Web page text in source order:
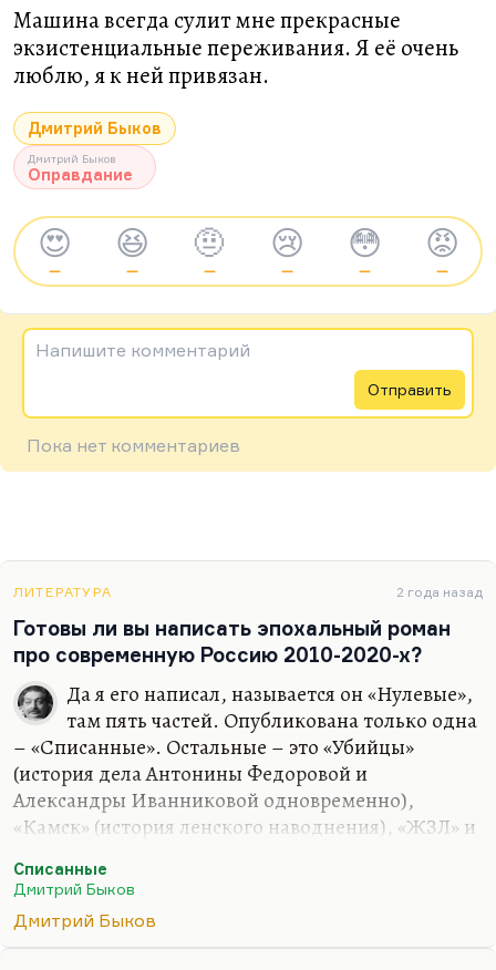
Машина всегда сулит мне прекрасные
экзистенциальные переживания. Я её очень
люблю, я к ней привязан.
Дмитрий Быков
Дмитрий Быков
Оправдание
😍
—
😆
—
🤨
—
😢
—
😳
—
😡
—
Напишите комментарий
Отправить
Пока нет комментариев
ЛИТЕРАТУРА 2 года назад
Готовы ли вы написать эпохальный роман
про современную Россию 2010-2020-х?
Да я его написал, называется он «Нулевые»,
там пять частей. Опубликована только одна
– «Списанные». Остальные – это «Убийцы»
(история дела Антонины Федоровой и
Александры Иванниковой одновременно),
«Камск» (история ленского наводнения), «ЖЗЛ» и
Свиридова, который возвращается из
эмиграции). Десять-пятнадцать лет нам
происходит действие. Но я не хочу его печатать;
Списанные
Дмитрий Быков
Дмитрий Быков